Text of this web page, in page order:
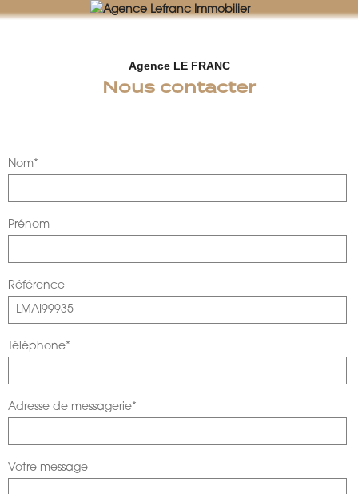
AGENCE LEFRANC IMMOBILIER
Agence LE FRANC
Nous contacter
Nom*
Prénom
Référence
Téléphone*
Adresse de messagerie*
Votre message